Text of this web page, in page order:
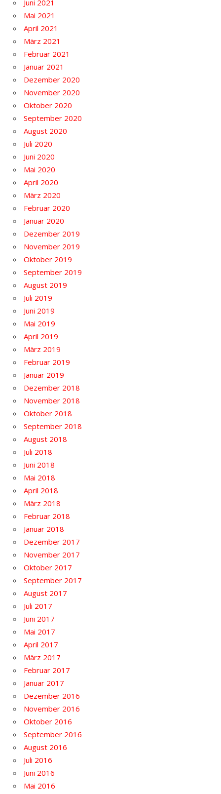
Juni 2021
Mai 2021
April 2021
März 2021
Februar 2021
Januar 2021
Dezember 2020
November 2020
Oktober 2020
September 2020
August 2020
Juli 2020
Juni 2020
Mai 2020
April 2020
März 2020
Februar 2020
Januar 2020
Dezember 2019
November 2019
Oktober 2019
September 2019
August 2019
Juli 2019
Juni 2019
Mai 2019
April 2019
März 2019
Februar 2019
Januar 2019
Dezember 2018
November 2018
Oktober 2018
September 2018
August 2018
Juli 2018
Juni 2018
Mai 2018
April 2018
März 2018
Februar 2018
Januar 2018
Dezember 2017
November 2017
Oktober 2017
September 2017
August 2017
Juli 2017
Juni 2017
Mai 2017
April 2017
März 2017
Februar 2017
Januar 2017
Dezember 2016
November 2016
Oktober 2016
September 2016
August 2016
Juli 2016
Juni 2016
Mai 2016